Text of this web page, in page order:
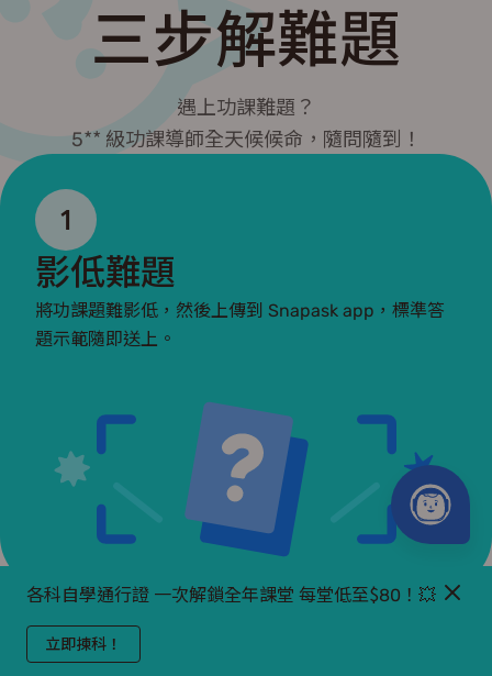
各科自學通行證 一次解鎖全年課堂 每堂低至$80！💥
立即揀科！
三步解難題
遇上功課難題？
5** 級功課導師全天候候命，隨問隨到！
1
影低難題
將功課題難影低，然後上傳到 Snapask app，標準答
題示範隨即送上。
科科掂！